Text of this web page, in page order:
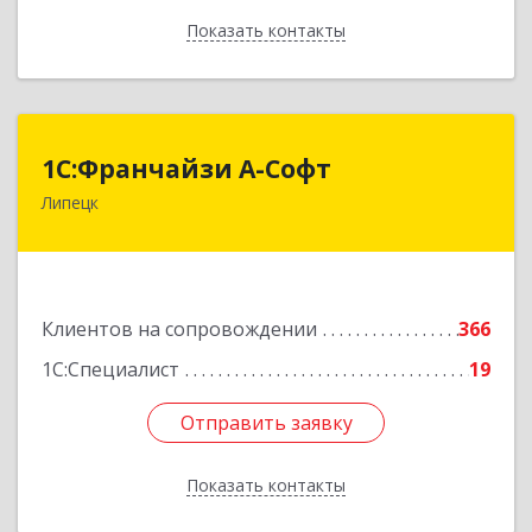
Показать контакты
Назад
1С:Франчайзи А-Софт
Липецк
Клиентов на сопровождении
366
1С:Специалист
19
Отправить заявку
Показать контакты
1С:Франчайзи А-Софт
398059, Липецкая обл, Липецк г, Фрунзе ул,
Отправить заявку
Назад